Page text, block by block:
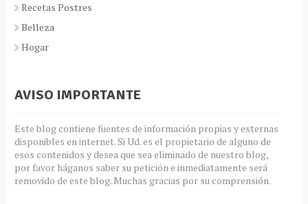
Recetas Postres
Belleza
Hogar
AVISO IMPORTANTE
Este blog contiene fuentes de información propias y externas
disponibles en internet. Si Ud. es el propietario de alguno de
esos contenidos y desea que sea eliminado de nuestro blog,
por favor háganos saber su petición e inmediatamente será
removido de este blog. Muchas gracias por su comprensión.